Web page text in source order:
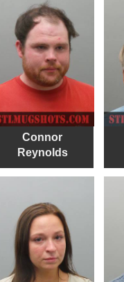
Connor
Reynolds